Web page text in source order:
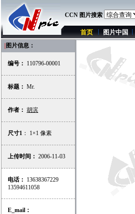
CCN 图片搜索
首页 图片中国
图片信息：
编号： 110796-00001
标题： Mr.
作者： 胡滨
尺寸1 ： 1×1 像素
上传时间： 2006-11-03
电话： 13638367229
13594611058
E_mail：